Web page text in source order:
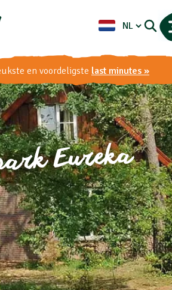
en voordeligste last minutes »
Eureka